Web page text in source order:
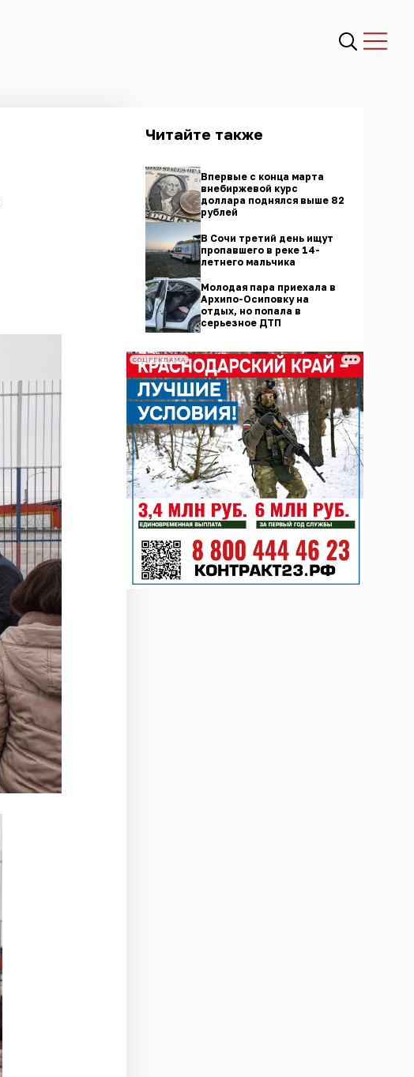
Читайте также
Впервые с конца марта
внебиржевой курс
доллара поднялся выше 82
рублей
В Сочи третий день ищут
пропавшего в реке 14-
летнего мальчика
Молодая пара приехала в
Архипо-Осиповку на
отдых, но попала в
серьезное ДТП
СОЦРЕКЛАМА